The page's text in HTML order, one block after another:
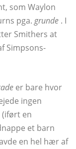
som Waylon
pga. grunde . I
Smithers at
​​Simpsons-
er bare hvor
ingen
en
et barn
en hel hær af